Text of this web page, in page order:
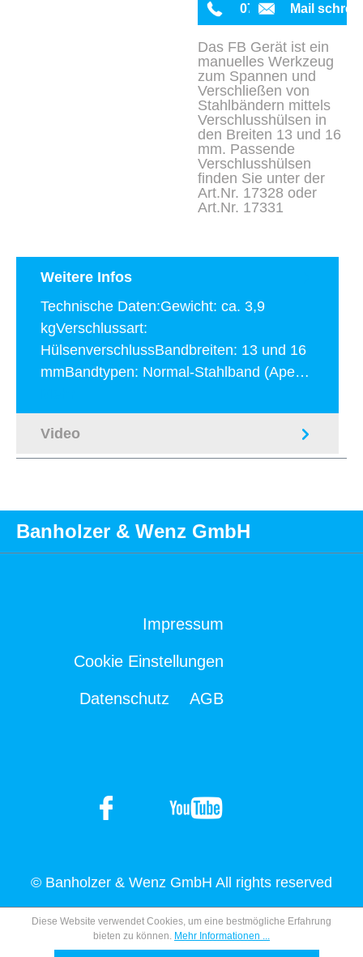
0711 342934-0
Mail
Das FB Gerät ist ein
manuelles Werkzeug
zum Spannen und
Verschließen von
Stahlbändern mittels
Verschlusshülsen in
den Breiten 13 und 16
mm. Passende
Verschlusshülsen
finden Sie unter der
Art.Nr. 17328 oder
Art.Nr. 17331
Weitere Infos
Technische Daten:Gewicht: ca. 3,9
kgVerschlussart:
HülsenverschlussBandbreiten: 13 und 16
mmBandtypen: Normal-Stahlband (Ape…
Video
Banholzer & Wenz GmbH
Impressum
Cookie Einstellungen
Datenschutz AGB
© Banholzer & Wenz GmbH All rights reserved
Diese Website verwendet Cookies, um eine bestmögliche Erfahrung
bieten zu können. Mehr Informationen ...